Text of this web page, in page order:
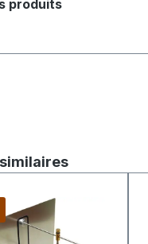
produits
de produits